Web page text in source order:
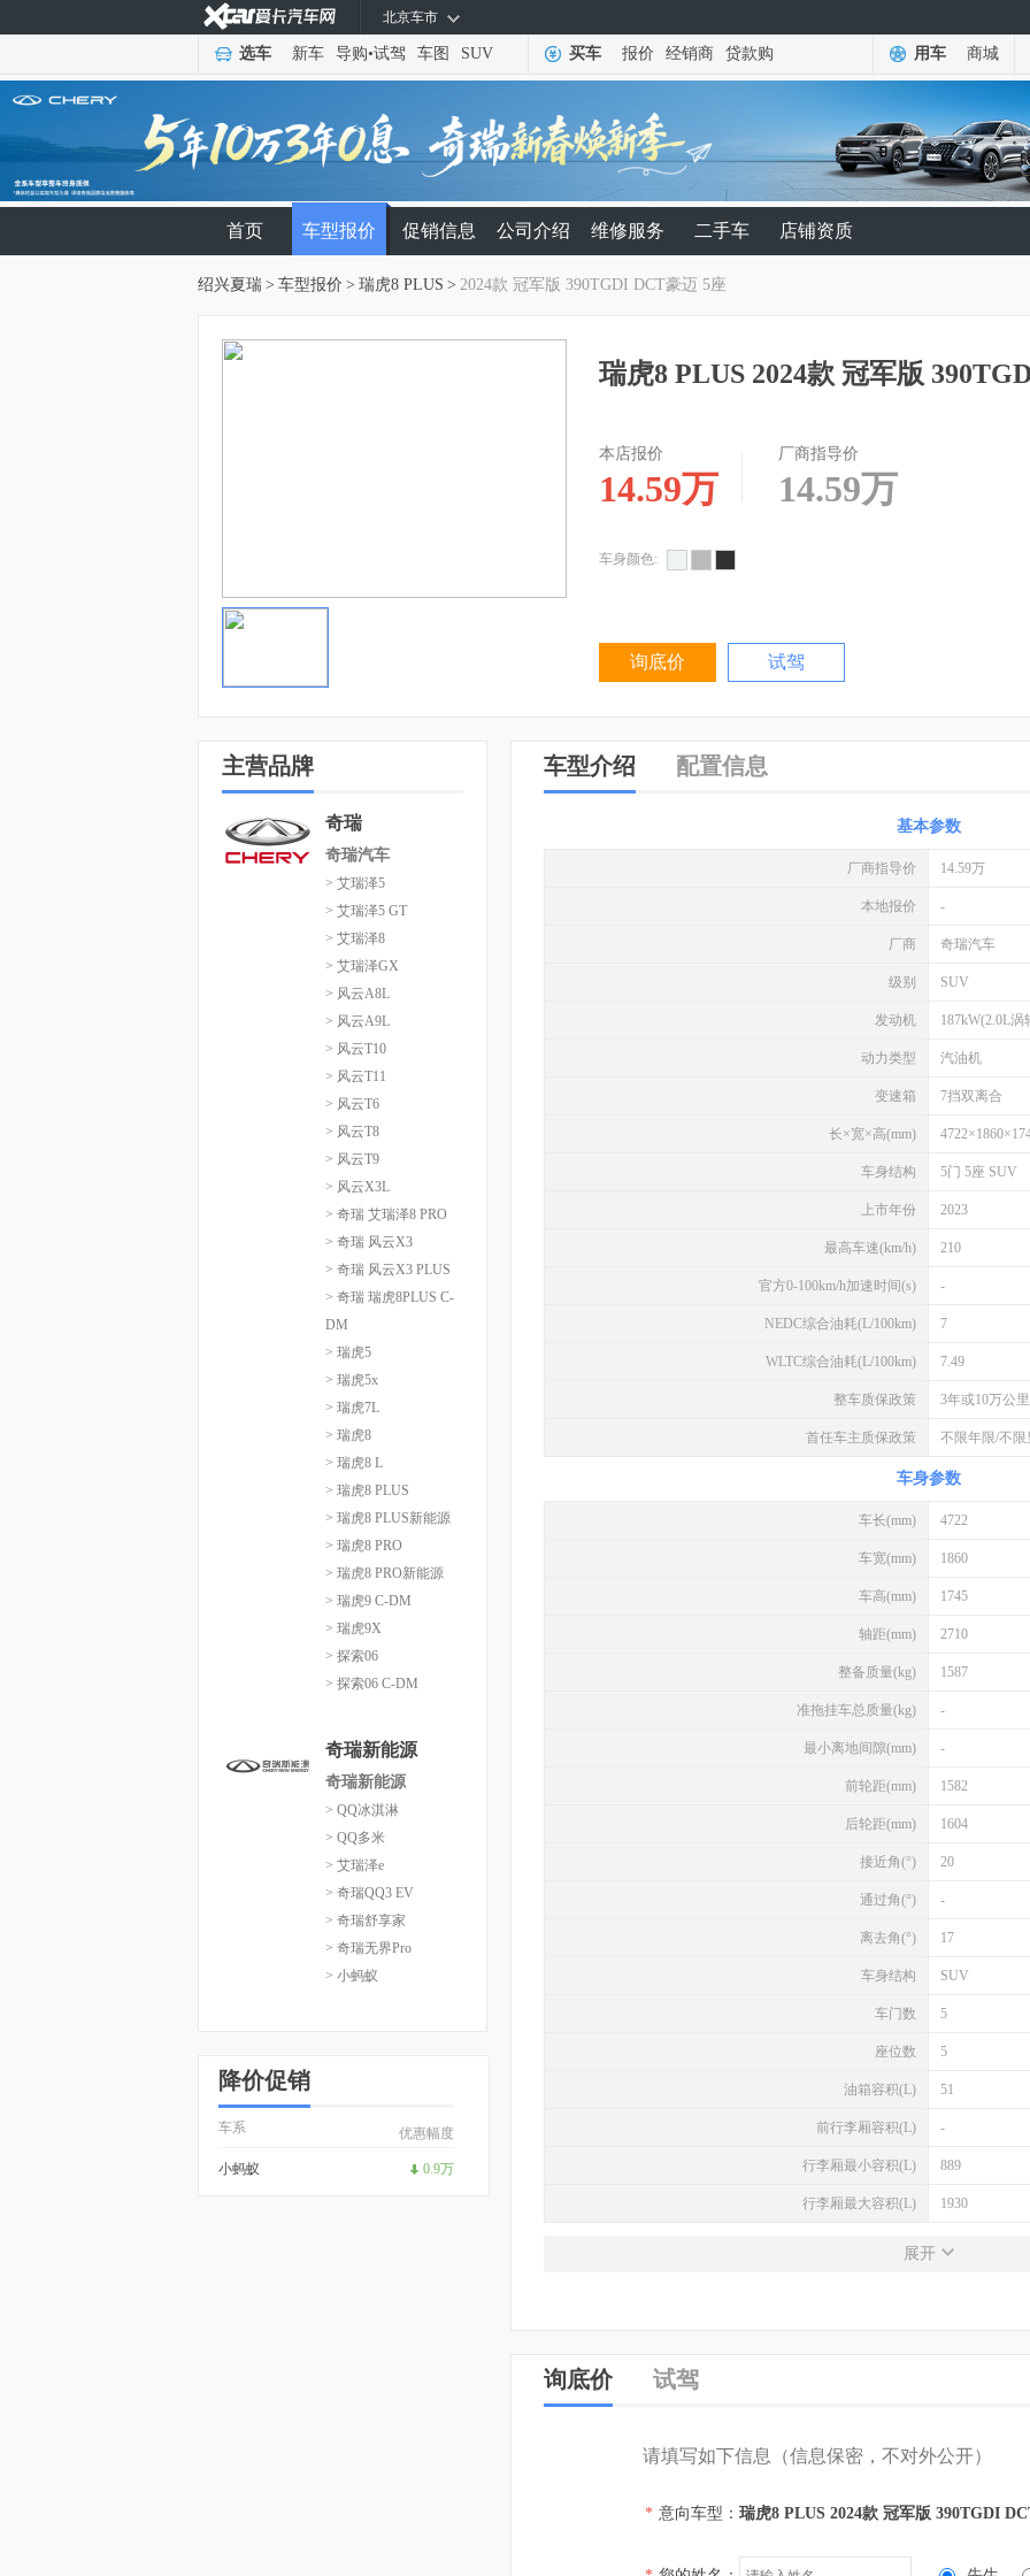
北京车市
选车 新车 导购•试驾 车图 SUV 买车 报价 经销商 贷款购 用车 商城
首页 车型报价 促销信息 公司介绍 维修服务 二手车 店铺资质
绍兴夏瑞 > 车型报价 > 瑞虎8 PLUS > 2024款 冠军版 390TGDI DCT豪迈 5座
瑞虎8 PLUS 2024款 冠军版
本店报价
14.59万
厂商指导价
14.59万
车身颜色:
询底价 试驾
主营品牌
奇瑞
奇瑞汽车
> 艾瑞泽5
> 艾瑞泽5 GT
> 艾瑞泽8
> 艾瑞泽GX
> 风云A8L
> 风云A9L
> 风云T10
> 风云T11
> 风云T6
> 风云T8
> 风云T9
> 风云X3L
> 奇瑞 艾瑞泽8 PRO
> 奇瑞 风云X3
> 奇瑞 风云X3 PLUS
> 奇瑞 瑞虎8PLUS C-
DM
> 瑞虎5
> 瑞虎5x
> 瑞虎7L
> 瑞虎8
> 瑞虎8 L
> 瑞虎8 PLUS
> 瑞虎8 PLUS新能源
> 瑞虎8 PRO
> 瑞虎8 PRO新能源
> 瑞虎9 C-DM
> 瑞虎9X
> 探索06
> 探索06 C-DM
奇瑞新能源
奇瑞新能源
> QQ冰淇淋
> QQ多米
> 艾瑞泽e
> 奇瑞QQ3 EV
> 奇瑞舒享家
> 奇瑞无界Pro
> 小蚂蚁
降价促销
车系 优惠幅度
小蚂蚁 0.9万
车型介绍 配置信息
基本参数
厂商指导价 14.59万
本地报价 -
厂商 奇瑞汽车
级别 SUV
发动机 187kW(2.0L涡
动力类型 汽油机
变速箱 7挡双离合
长×宽×高(mm)
车身结构 5门 5座 SUV
上市年份 2023
最高车速(km/h) 210
官方0-100km/h加速时间(s) -
NEDC综合油耗(L/100km) 7
WLTC综合油耗(L/100km) 7.49
整车质保政策 3年或10万公里
首任车主质保政策 不限年限/不
车身参数
车长(mm) 4722
车宽(mm) 1860
车高(mm) 1745
轴距(mm) 2710
整备质量(kg) 1587
准拖挂车总质量(kg) -
最小离地间隙(mm) -
前轮距(mm) 1582
后轮距(mm) 1604
接近角(°) 20
通过角(°) -
离去角(°) 17
车身结构 SUV
车门数 5
座位数 5
油箱容积(L) 51
前行李厢容积(L) -
行李厢最小容积(L) 889
行李厢最大容积(L) 1930
发动机
每缸气门数(个) 4
展开
询底价 试驾
请填写如下信息（信息保密，不对外公开）
* 意向车型： 瑞虎8 PLUS 2024款 冠军版 390TGDI